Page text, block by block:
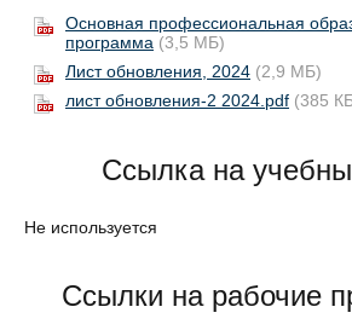
Основная профессиональная
программа (3,5 МБ)
Лист обновления, 2024 (2,9 МБ)
лист обновления-2 2024.pdf (385
Ссылка на
Не используется
Ссылки на рабочие